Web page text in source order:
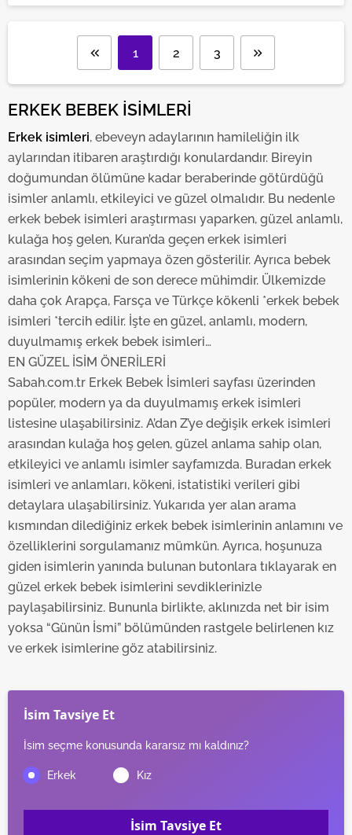
ziyaret edebilirsiniz.
6698 sayılı Kişisel Verilerin Korunması Kanunu uyarınca
hazırlanmış Aydınlatma Metnimizi okumak ve sitemizde
almak için lütfentıklayınız.
1 2 3
ERKEK BEBEK İSİMLERİ
Erkek isimleri, ebeveyn adaylarının hamileliğin ilk
aylarından itibaren araştırdığı konulardandır. Bireyin
doğumundan ölümüne kadar beraberinde götürdüğü
isimler anlamlı, etkileyici ve güzel olmalıdır. Bu nedenle
erkek bebek isimleri araştırması yaparken, güzel anlamlı,
kulağa hoş gelen, Kuran’da geçen erkek isimleri
arasından seçim yapmaya özen gösterilir. Ayrıca bebek
isimlerinin kökeni de son derece mühimdir. Ülkemizde
daha çok Arapça, Farsça ve Türkçe kökenli *erkek bebek
isimleri *tercih edilir. İşte en güzel, anlamlı, modern,
duyulmamış erkek bebek isimleri…
EN GÜZEL İSİM ÖNERİLERİ
Sabah.com.tr Erkek Bebek İsimleri sayfası üzerinden
popüler, modern ya da duyulmamış erkek isimleri
listesine ulaşabilirsiniz. A’dan Z’ye değişik erkek isimleri
arasından kulağa hoş gelen, güzel anlama sahip olan,
etkileyici ve anlamlı isimler sayfamızda. Buradan erkek
isimleri ve anlamları, kökeni, istatistiki verileri gibi
detaylara ulaşabilirsiniz. Yukarıda yer alan arama
kısmından dilediğiniz erkek bebek isimlerinin anlamını ve
özelliklerini sorgulamanız mümkün. Ayrıca, hoşunuza
giden isimlerin yanında bulunan butonlara tıklayarak en
güzel erkek bebek isimlerini sevdiklerinizle
paylaşabilirsiniz. Bununla birlikte, aklınızda net bir isim
yoksa “Günün İsmi” bölümünden rastgele belirlenen kız
ve erkek isimlerine göz atabilirsiniz.
İsim Tavsiye Et
İsim seçme konusunda kararsız mı kaldınız?
İsim Tavsiye Et